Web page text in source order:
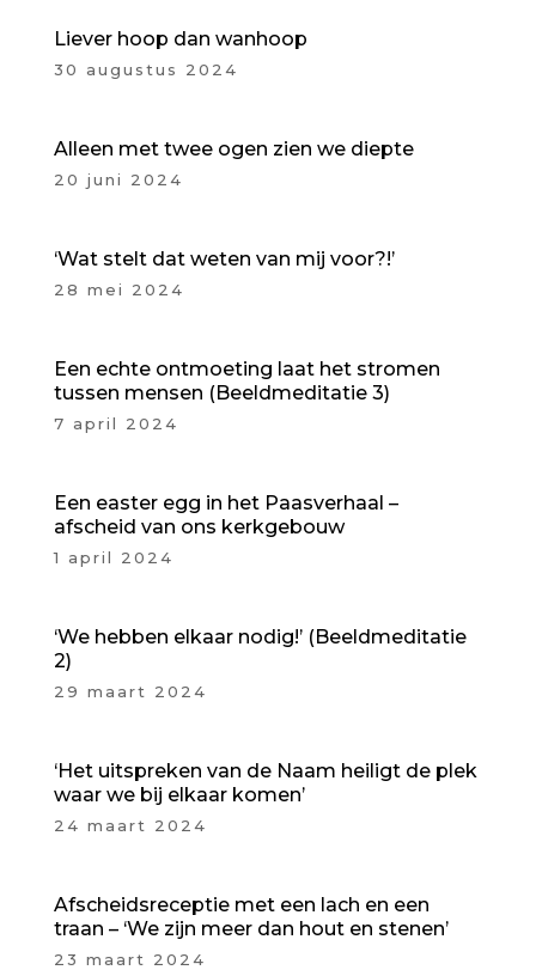
Liever hoop dan wanhoop
30 augustus 2024
Alleen met twee ogen zien we diepte
20 juni 2024
‘Wat stelt dat weten van mij voor?!’
28 mei 2024
Een echte ontmoeting laat het stromen
tussen mensen (Beeldmeditatie 3)
7 april 2024
Een easter egg in het Paasverhaal –
afscheid van ons kerkgebouw
1 april 2024
‘We hebben elkaar nodig!’ (Beeldmeditatie
2)
29 maart 2024
‘Het uitspreken van de Naam heiligt de plek
waar we bij elkaar komen’
24 maart 2024
Afscheidsreceptie met een lach en een
traan – ‘We zijn meer dan hout en stenen’
23 maart 2024